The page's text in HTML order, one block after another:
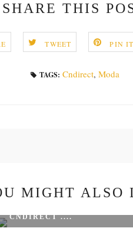
SHARE THIS
TWEET PIN IT
TAGS: Cndirect, Moda
MIGHT ALSO
CNDIRECT ....